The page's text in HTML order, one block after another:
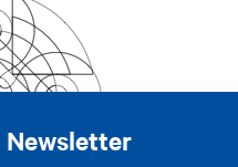
Newsletter